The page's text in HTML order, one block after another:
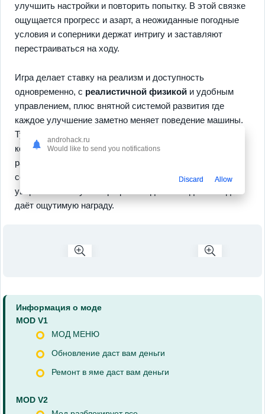
улучшить настройки и повторить попытку. В этой связке
ощущается прогресс и азарт, а неожиданные погодные
условия и соперники держат интригу и заставляют
перестраиваться на ходу.
Игра делает ставку на реализм и доступность
одновременно, с реалистичной физикой и удобным
управлением, плюс внятной системой развития где
каждое улучшение заметно меняет поведение машины.
Тут есть постоянные цели и краткосрочные задачи
которые приносят ресурсы, разные трассы требуют
разных стратегий, а режимы одиночной карьеры и
сетевые заезды дают разнообразие. Финал ощущается
уверенно потому что прогресс виден и каждая победа
даёт ощутимую награду.
Информация о моде
MOD V1
МОД МЕНЮ
Обновление даст вам деньги
Ремонт в яме даст вам деньги
MOD V2
androhack.ru
Would like to send you notifications
Discard Allow